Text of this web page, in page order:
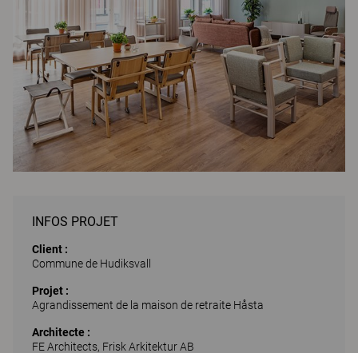
INFOS PROJET
Client :
Commune de Hudiksvall
Projet :
Agrandissement de la maison de retraite Håsta
Architecte :
FE Architects, Frisk Arkitektur AB